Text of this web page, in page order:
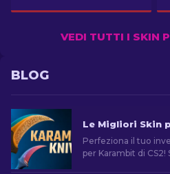
VEDI TUTTI I SKIN
BLOG
Perfeziona il tuo
per Karambit di CS2!